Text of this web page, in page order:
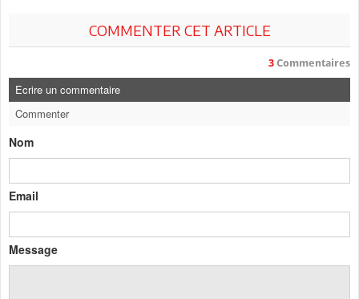
COMMENTER CET ARTICLE
3 Commentaires
Ecrire un commentaire
Commenter
Nom
Email
Message